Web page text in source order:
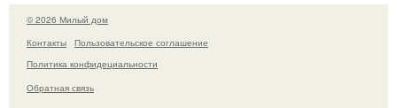
© 2026 Милый дом
Контакты
Пользовательское соглашение
Политика конфидециальности
Обратная связь